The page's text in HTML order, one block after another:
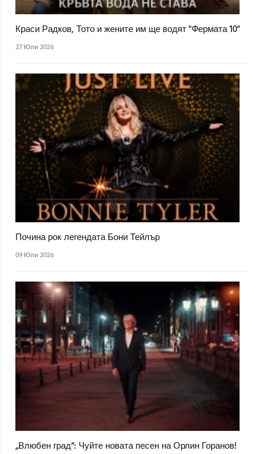
Краси Радков, Тото и жените им ще водят "Фермата 10"
27 Юли 2026
Почина рок легендата Бони Тейлър
09 Юли 2026
„Влюбен град“: Чуйте новата песен на Орлин Горанов!